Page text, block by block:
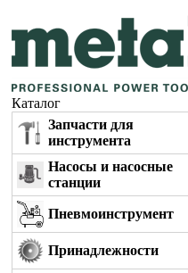
Каталог
Запчасти для
инструмента
Насосы и насосные
станции
Пневмоинструмент
Принадлежности